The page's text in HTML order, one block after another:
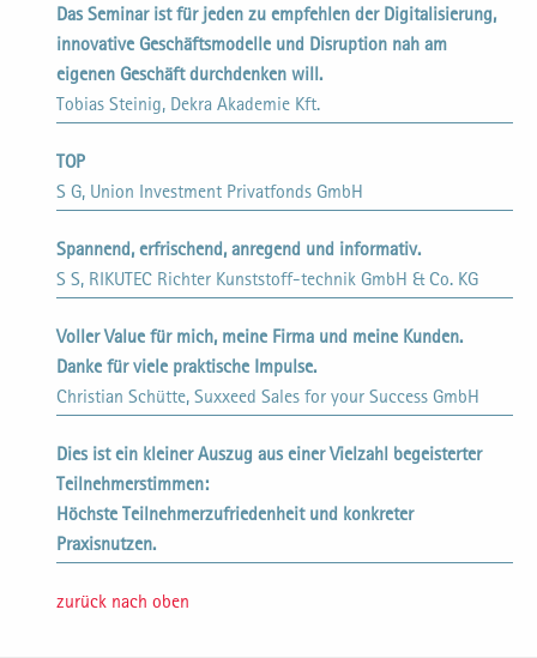
Das Seminar ist für jeden zu empfehlen der Digitalisierung,
innovative Geschäftsmodelle und Disruption nah am
eigenen Geschäft durchdenken will.
Tobias Steinig, Dekra Akademie Kft.
TOP
S G, Union Investment Privatfonds GmbH
Spannend, erfrischend, anregend und informativ.
S S, RIKUTEC Richter Kunststoff-technik GmbH & Co. KG
Voller Value für mich, meine Firma und meine Kunden.
Danke für viele praktische Impulse.
Christian Schütte, Suxxeed Sales for your Success GmbH
Dies ist ein kleiner Auszug aus einer Vielzahl begeisterter
Teilnehmerstimmen:
Höchste Teilnehmerzufriedenheit und konkreter
Praxisnutzen.
zurück nach oben